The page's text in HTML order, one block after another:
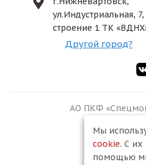
ул.Индустриальная, 7,
строение 1 ТК
Другой город?
АО ПКФ
Мы
cookie. С их
помощью